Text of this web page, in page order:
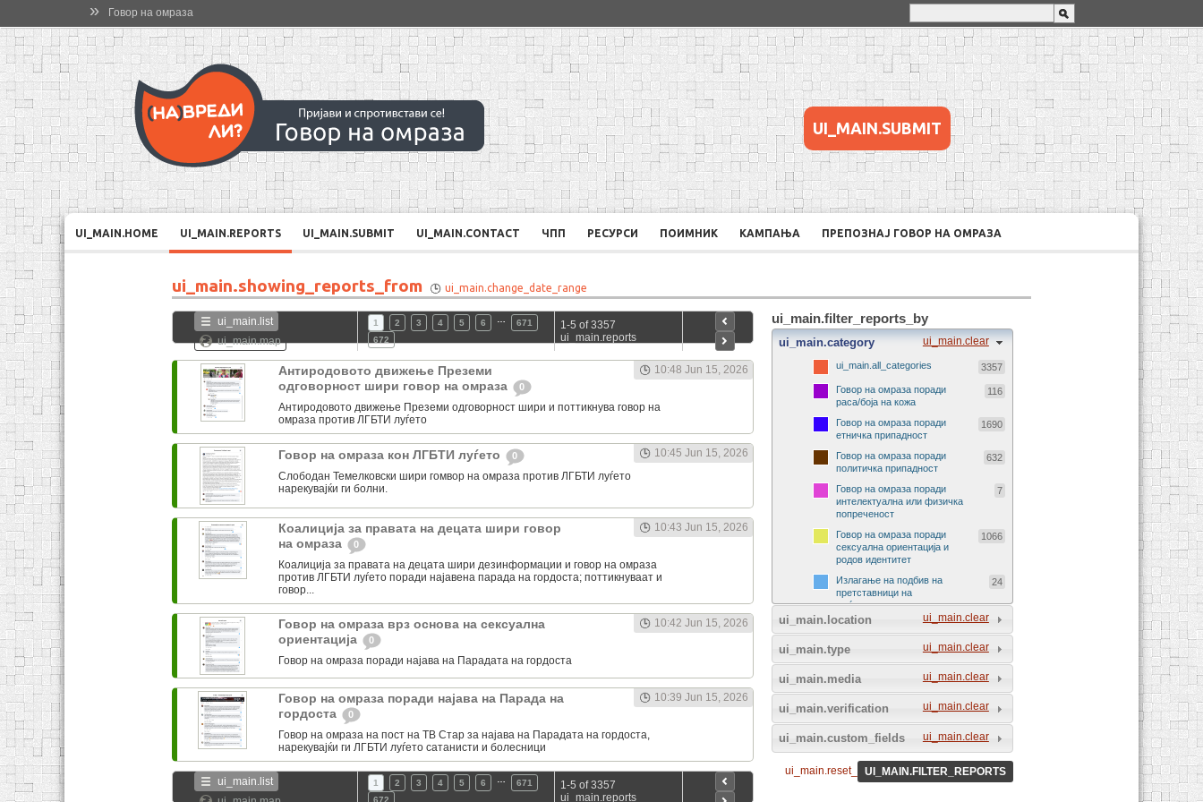
» Говор на омраза
UI_MAIN.SUBMIT
UI_MAIN.HOME UI_MAIN.REPORTS UI_MAIN.SUBMIT UI_MAIN.CONTACT ЧПП РЕСУРСИ ПОИМНИК КАМПАЊА ПРЕПОЗНАЈ ГОВОР НА ОМРАЗА
ui_main.showing_reports_from ui_main.change_date_range
ui_main.list
ui_main.map
1 2 3 4 5 6
671
672
1-5 of 3357
ui_main.reports
Антиродовото движење Преземи
одговорност шири говор на омраза
0
10:48 Jun 15, 2026
Антиродовото движење Преземи одговорност шири и поттикнува говор на
омраза против ЛГБТИ луѓето
Говор на омраза кон ЛГБТИ луѓето 0
10:45 Jun 15, 2026
Слободан Темелковски шири гомвор на омраза против ЛГБТИ луѓето
нарекувајќи ги болни.
Коалиција за правата на децата шири говор
на омраза
0
10:43 Jun 15, 2026
Коалиција за правата на децата шири дезинформации и говор на омраза
против ЛГБТИ луѓето поради најавена парада на гордоста; поттикнуваат и
говор...
Говор на омраза врз основа на сексуална
ориентација
0
10:42 Jun 15, 2026
Говор на омраза поради најава на Парадата на гордоста
Говор на омраза поради најава на Парада на
гордоста
0
10:39 Jun 15, 2026
Говор на омраза на пост на ТВ Стар за најава на Парадата на гордоста,
нарекувајќи ги ЛГБТИ луѓето сатанисти и болесници
ui_main.list
1 2 3 4 5 6
671
672
1-5 of 3357
ui_main.reports
ui_main.filter_reports_by
ui_main.clear
ui_main.category
ui_main.all_categories 3357
Говор на омраза поради
раса/боја на кожа
116
Говор на омраза поради
етничка припадност
1690
Говор на омраза поради
политичка припадност
632
Говор на омраза поради
интелектуална или физичка
попреченост
7
Говор на омраза поради
сексуална ориентација и
родов идентитет
1066
Излагање на подбив на
претставници на
меѓународни организации
24
Излагање на подбив на
претставници на странски
држави
Говор на омраза поради
религија и религиско
уверување
Говор на омраза поради пол
и род
229
Говор на омраза на спортски
5
ui_main.clear
ui_main.location
ui_main.clear
ui_main.type
ui_main.clear
ui_main.media
ui_main.clear
ui_main.verification
ui_main.clear
ui_main.custom_fields
ui_main.reset_all_filtersUI_MAIN.FILTER_REPORTS